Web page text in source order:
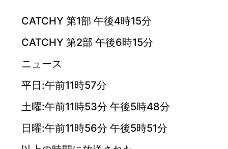
CATCHY 第1部 午後4時15分
CATCHY 第2部 午後6時15分
ニュース
平日:午前11時57分
土曜:午前11時53分 午後5時48分
日曜:午前11時56分 午後5時51分